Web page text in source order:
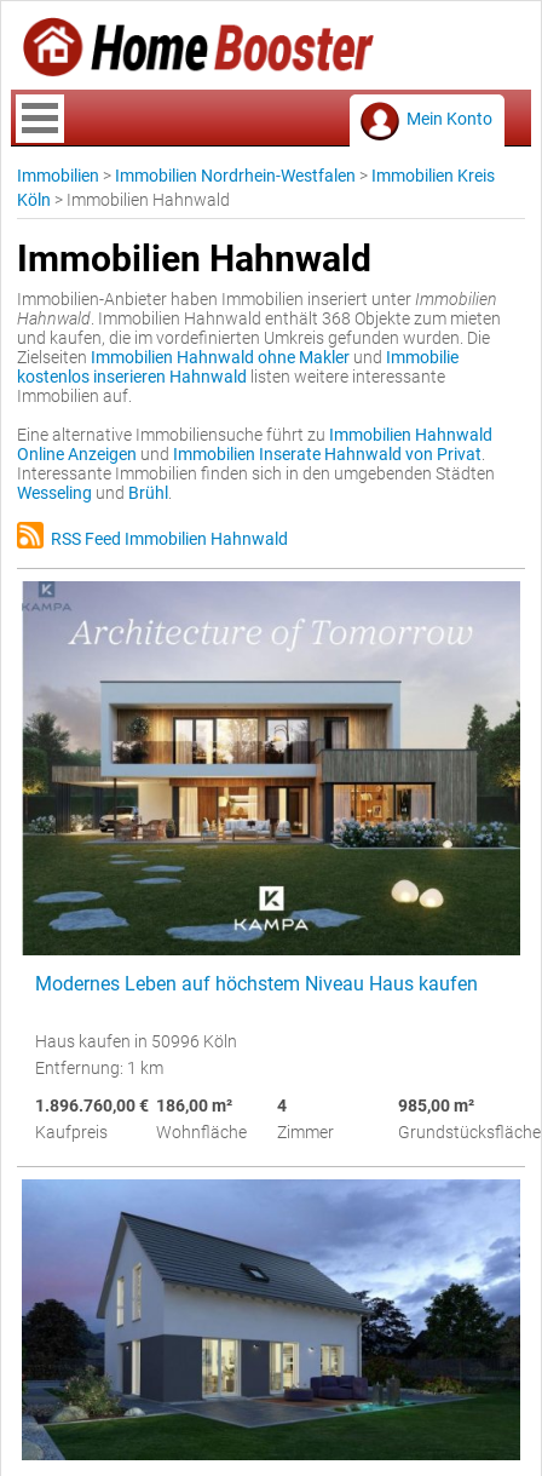
Mein Konto
Immobilien > Immobilien Nordrhein-Westfalen > Immobilien Kreis
Köln > Immobilien Hahnwald
Immobilien Hahnwald
Immobilien-Anbieter haben Immobilien inseriert unter Immobilien
Hahnwald . Immobilien Hahnwald enthält 368 Objekte zum mieten
und kaufen, die im vordefinierten Umkreis gefunden wurden. Die
Zielseiten Immobilien Hahnwald ohne Makler und Immobilie
kostenlos inserieren Hahnwald listen weitere interessante
Immobilien auf.
Eine alternative Immobiliensuche führt zu Immobilien Hahnwald
Online Anzeigen und Immobilien Inserate Hahnwald von Privat
Interessante Immobilien finden sich in den umgebenden Städten
Wesseling und Brühl
RSS Feed Immobilien Hahnwald
Modernes Leben auf höchstem Niveau Haus kaufen
Haus kaufen in 50996 Köln
Entfernung: 1 km
1.896.760,00 €
Kaufpreis
186,00 m²
Wohnfläche
4
Zimmer
985,00 m²
Grundstücksfläche